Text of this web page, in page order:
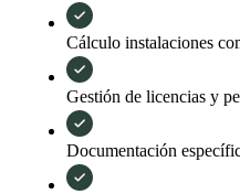
Cálculo instalaciones
Gestión de licencias y
Documentación